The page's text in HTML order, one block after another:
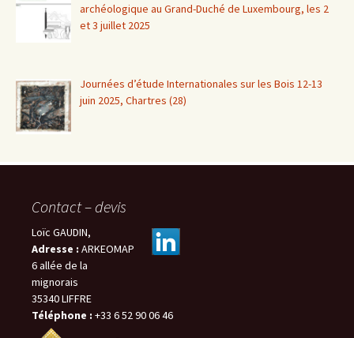
archéologique au Grand-Duché de Luxembourg, les 2
et 3 juillet 2025
Journées d’étude Internationales sur les Bois 12-13
juin 2025, Chartres (28)
Contact – devis
Loïc GAUDIN,
Adresse : ARKEOMAP
6 allée de la
mignorais
35340 LIFFRE
Téléphone : +33 6 52 90 06 46